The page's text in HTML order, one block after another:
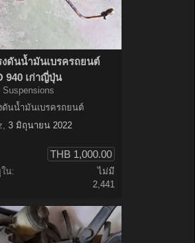
งดันน้ำมันเบรครถยนต์
940 เก่าญี่ปุ่น
Suspensions
ดันน้ำมันเบรครถยนต์
3 มิถุนายน 2022
THB 1,000.00
น:
ไม่มี
2,441